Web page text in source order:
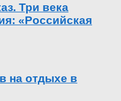
Три века
«Российская
на отдыхе в